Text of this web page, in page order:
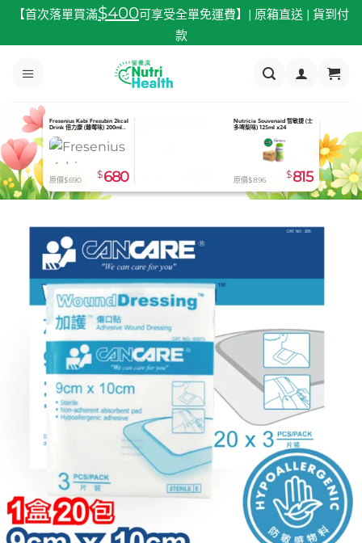
內
【首次落單買滿$400可享受全單免運費】| 原箱直送 | 貨到付
款
Fresenius Kabi Fresubin 2kcal
Drink 倍力康 (雜莓味) 200ml
x24
原價$690 $ 680
Nestle Nutren Junior 兒童佳
膳 即飲 250ml x24
原價$640 $630